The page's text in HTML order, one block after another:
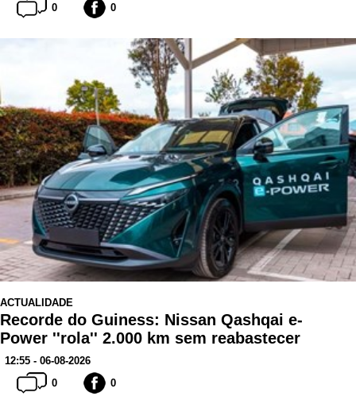
0
0
ACTUALIDADE
Recorde do Guiness: Nissan Qashqai e-
Power ''rola'' 2.000 km sem reabastecer
12:55 - 06-08-2026
0
0